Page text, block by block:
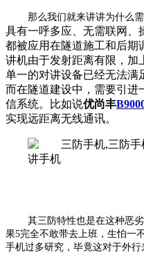
那么我们就来讲讲为什么
具有一呼多应、无需联网、
都被应用在隧道施工和后期
讲机由于发射距离有限，加
单一的对讲设备已经无法满
而在隧道建设中，需要引进
信系统。
比如说优尚丰
实现远距离无线通讯。
其三防特性也是在这种恶
果5完全不敢带去上班，生怕一
手机过多研究，毕竟这对于外